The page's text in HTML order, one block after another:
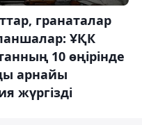
гранаталар
ҰҚК
10 өңірінде
арнайы
жүргізді